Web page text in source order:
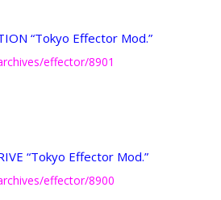
“Tokyo Effector Mod.”
effector/8901
“Tokyo Effector Mod.”
effector/8900